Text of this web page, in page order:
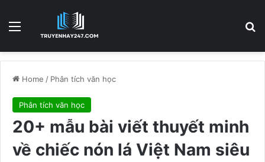
Home / Phân tích văn học
Phân tích văn học
20+ mẫu bài viết thuyết minh
về chiếc nón lá Việt Nam siêu